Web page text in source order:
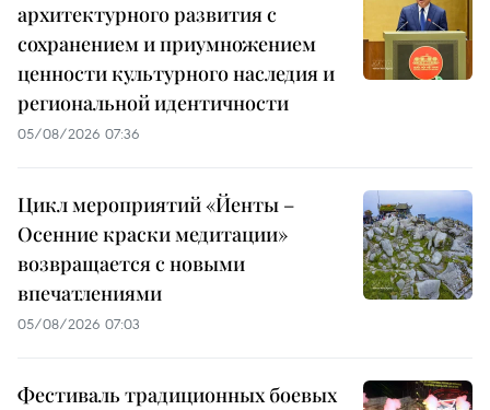
архитектурного развития с
сохранением и приумножением
ценности культурного наследия и
региональной идентичности
05/08/2026 07:36
Цикл мероприятий «Йенты –
Осенние краски медитации»
возвращается с новыми
впечатлениями
05/08/2026 07:03
Фестиваль традиционных боевых